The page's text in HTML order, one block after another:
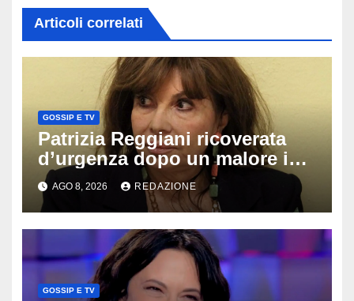
Articoli correlati
GOSSIP E TV
Patrizia Reggiani ricoverata
d’urgenza dopo un malore in
vacanza: come sta oggi l’ex
Lady Gucci
AGO 8, 2026 REDAZIONE
GOSSIP E TV